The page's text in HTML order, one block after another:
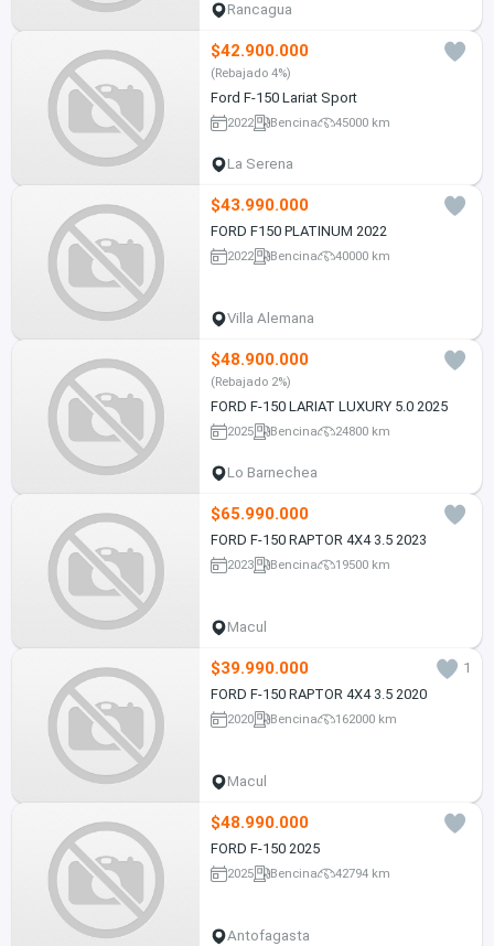
Rancagua
$42.900.000
(Rebajado 4%)
Ford F-150 Lariat Sport
2022 Bencina 45000 km
La Serena
$43.990.000
FORD F150 PLATINUM 2022
2022 Bencina 40000 km
Villa Alemana
$48.900.000
(Rebajado 2%)
FORD F-150 LARIAT LUXURY 5.0 2025
2025 Bencina 24800 km
Lo Barnechea
$65.990.000
FORD F-150 RAPTOR 4X4 3.5 2023
2023 Bencina 19500 km
Macul
$39.990.000
1
FORD F-150 RAPTOR 4X4 3.5 2020
2020 Bencina 162000 km
Macul
$48.990.000
FORD F-150 2025
2025 Bencina 42794 km
Antofagasta